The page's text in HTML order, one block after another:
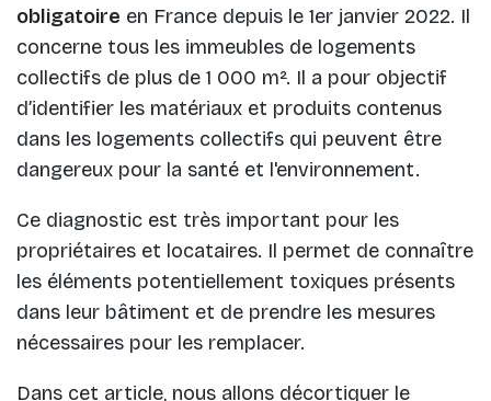
obligatoire en France depuis le 1er janvier 2022. Il
concerne tous les immeubles de logements
collectifs de plus de 1 000 m². Il a pour objectif
d’identifier les matériaux et produits contenus
dans les logements collectifs qui peuvent être
dangereux pour la santé et l'environnement.
Ce diagnostic est très important pour les
propriétaires et locataires. Il permet de connaître
les éléments potentiellement toxiques présents
dans leur bâtiment et de prendre les mesures
nécessaires pour les remplacer.
Dans cet article, nous allons décortiquer le